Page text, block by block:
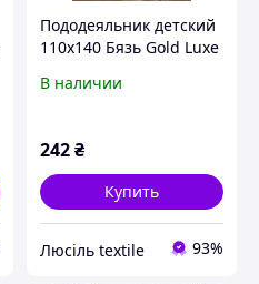
Пододеяльник детский
110х140 Бязь Gold Luxe
В наличии
242₴
Купить
Люсіль textile 93%